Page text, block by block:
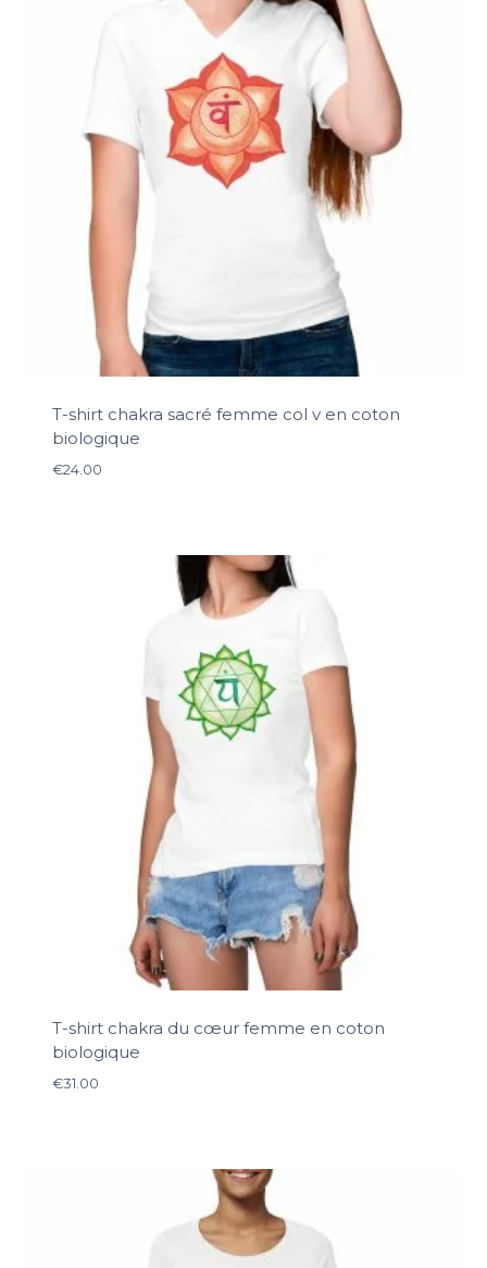
T-shirt chakra sacré femme col v en coton
biologique
€24.00
T-shirt chakra du cœur femme en coton
biologique
€31.00